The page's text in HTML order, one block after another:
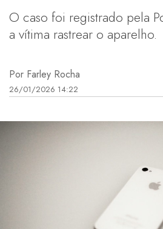
O caso foi registrado pela
a vítima rastrear o aparelho.
Por Farley Rocha
26/01/2026 14:22